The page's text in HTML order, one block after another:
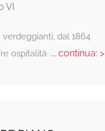
VI
dal 1864
ospitalità... continua: >